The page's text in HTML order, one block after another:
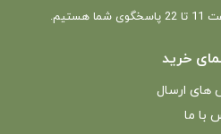
خرید
های ارسال
با ما